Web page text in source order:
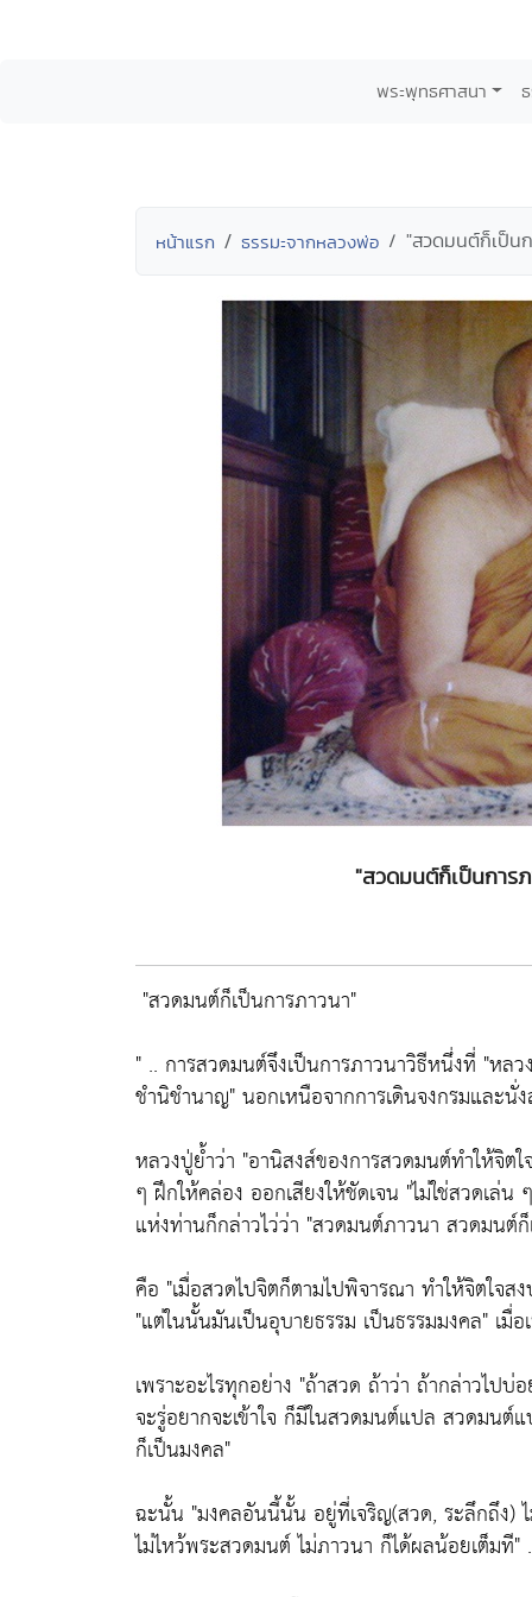
พระพุทธศาสนา
หน้าแรก ธรรมะจากหลวงพ่อ "สวดมนต์ก็เป็น
"สวดมนต์ก็เป็นการ
"สวดมนต์ก็เป็นการภาวนา"
" .. การสวดมนต์จึงเป็นการภาวนาวิธีหนึ่งที่ "หล
ชำนิชำนาญ"นอกเหนือจากการเดินจงกรมและนั่
หลวงปู่ย้ำว่า "อานิสงส์ของการสวดมนต์ทำให้จิตใ
ๆ ฝึกให้คล่อง ออกเสียงให้ชัดเจน "ไม่ใช่สวดเล่
แห่งท่านก็กล่าวไว่ว่า "สวดมนต์ภาวนา สวดมนต์
คือ "เมื่อสวดไปจิตก็ตามไปพิจารณา ทำให้จิตใจส
"แต่ในนั้นมันเป็นอุบายธรรม เป็นธรรมมงคล" เมื่
เพราะอะไรทุกอย่าง "ถ้าสวด ถ้าว่า ถ้ากล่าวไป
จะรู่อยากจะเข้าใจ ก็มีในสวดมนต์แปล สวดมนต์
ก็เป็นมงคล"
ฉะนั้น "มงคลอันนี้นั้น อยู่ที่เจริญ(สวด, ระลึกถึง)
ไม่ไหว้พระสวดมนต์ ไม่ภาวนา ก็ได้ผลน้อยเต็มที"